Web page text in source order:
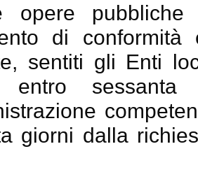
opere
di
sentiti gli Enti
entro
giorni dalla